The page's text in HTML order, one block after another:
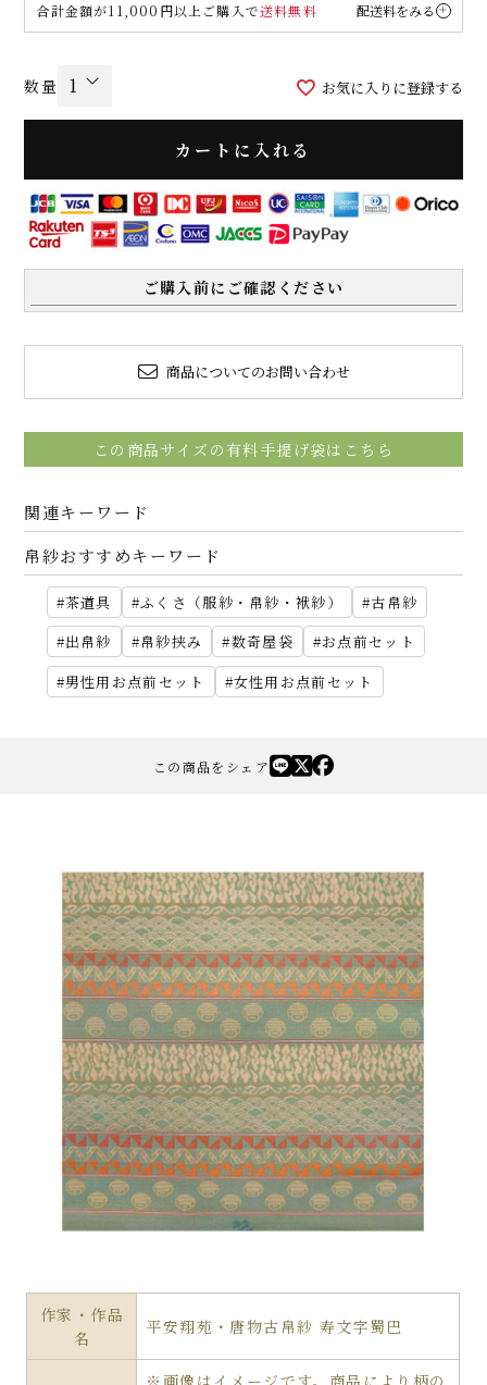
合計金額が11,000円以上ご購入で送料無料 配送料をみる
お気に入りに登録する
カートに入れる
ご購入前にご確認ください
商品についてのお問い合わせ
この商品サイズの有料手提げ袋はこちら
関連キーワード
帛紗おすすめキーワード
茶道具 ふくさ（服紗・帛紗・袱紗）
古帛紗
出帛紗
帛紗挟み 数奇屋袋
お点前セット
男性用お点前セット
女性用お点前セット
この商品をシェア
作家・作品
名
平安翔苑・唐物古帛紗 寿文字蜀巴